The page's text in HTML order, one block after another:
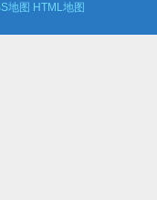
地图 HTML地图